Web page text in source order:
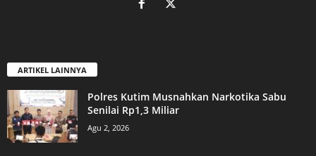
ARTIKEL LAINNYA
Polres Kutim Musnahkan Narkotika Sabu
Senilai Rp1,3 Miliar
Agu 2, 2026